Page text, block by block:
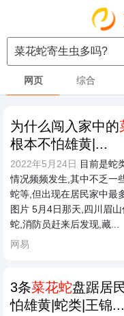
网页 综合
为什么闯入家中的
根本不怕雄黄|...
2022年5月24日 目前是蛇
情况频频发生,其中不乏一
蛇等,但出现在居民家中最
图片 5月4日那天,四川眉
蛇,消防员赶来后发现,藏...
网易
3条菜花蛇盘踞居
怕雄黄|蛇类|王锦...